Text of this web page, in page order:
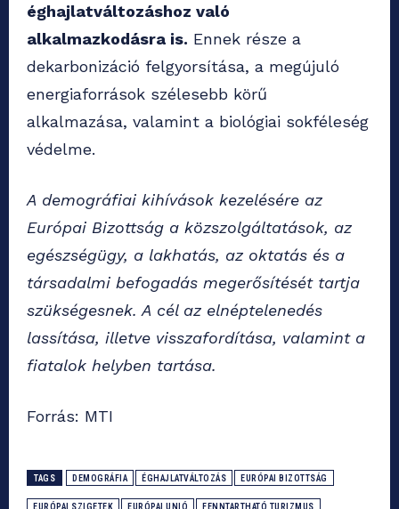
éghajlatváltozáshoz való
alkalmazkodásra is. Ennek része a
dekarbonizáció felgyorsítása, a megújuló
energiaforrások szélesebb körű
alkalmazása, valamint a biológiai sokféleség
védelme.
A demográfiai kihívások kezelésére az
Európai Bizottság a közszolgáltatások, az
egészségügy, a lakhatás, az oktatás és a
társadalmi befogadás megerősítését tartja
szükségesnek. A cél az elnéptelenedés
lassítása, illetve visszafordítása, valamint a
fiatalok helyben tartása.
Forrás: MTI
TAGS DEMOGRÁFIA ÉGHAJLATVÁLTOZÁS EURÓPAI BIZOTTSÁG
EURÓPAI SZIGETEK EURÓPAI UNIÓ FENNTARTHATÓ TURIZMUS